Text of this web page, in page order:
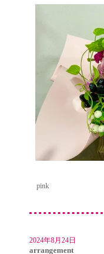
pink
2024年8月24日
arrangement